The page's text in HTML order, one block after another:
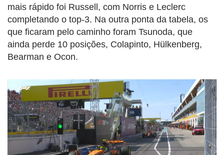
mais rápido foi Russell, com Norris e Leclerc
completando o top-3. Na outra ponta da tabela, os
que ficaram pelo caminho foram Tsunoda, que
ainda perde 10 posições, Colapinto, Hülkenberg,
Bearman e Ocon.